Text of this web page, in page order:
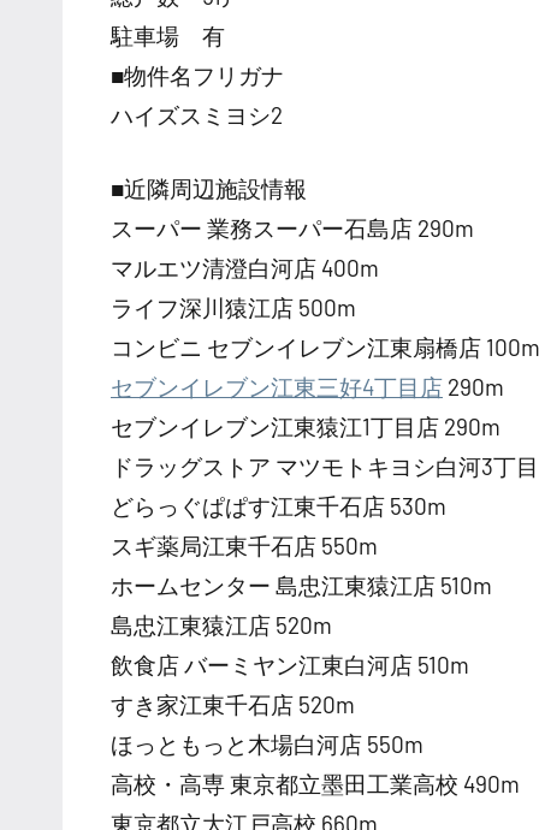
駐車場 有
■物件名フリガナ
ハイズスミヨシ2
■近隣周辺施設情報
スーパー 業務スーパー石島店 290m
マルエツ清澄白河店 400m
ライフ深川猿江店 500m
コンビニ セブンイレブン江東扇橋店 100m
セブンイレブン江東三好4丁目店 290m
セブンイレブン江東猿江1丁目店 290m
ドラッグストア マツモトキヨシ白河3丁
どらっぐぱぱす江東千石店 530m
スギ薬局江東千石店 550m
ホームセンター 島忠江東猿江店 510m
島忠江東猿江店 520m
飲食店 バーミヤン江東白河店 510m
すき家江東千石店 520m
ほっともっと木場白河店 550m
高校・高専 東京都立墨田工業高校 490m
東京都立大江戸高校 660m